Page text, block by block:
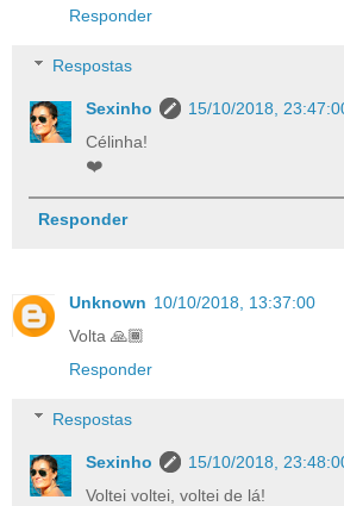
Responder
Respostas
Sexinho
15/10/2018,
Célinha!
❤️
Responder
Unknown 10/10/2018, 13:37:00
Volta 🙏🏾
Responder
Respostas
Sexinho
15/10/2018,
Voltei voltei, voltei de lá!